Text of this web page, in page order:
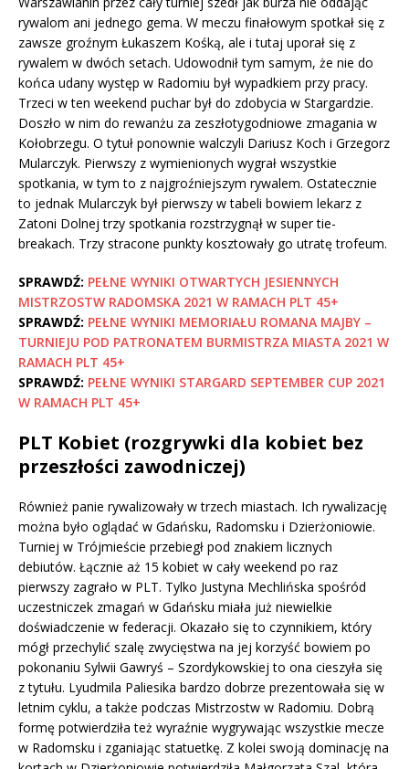
rywalom ani jednego gema. W meczu finałowym spotkał się z
zawsze groźnym Łukaszem Kośką, ale i tutaj uporał się z
rywalem w dwóch setach. Udowodnił tym samym, że nie do
końca udany występ w Radomiu był wypadkiem przy pracy.
Trzeci w ten weekend puchar był do zdobycia w Stargardzie.
Doszło w nim do rewanżu za zeszłotygodniowe zmagania w
Kołobrzegu. O tytuł ponownie walczyli Dariusz Koch i Grzegorz
Mularczyk. Pierwszy z wymienionych wygrał wszystkie
spotkania, w tym to z najgroźniejszym rywalem. Ostatecznie
to jednak Mularczyk był pierwszy w tabeli bowiem lekarz z
Zatoni Dolnej trzy spotkania rozstrzygnął w super tie-
breakach. Trzy stracone punkty kosztowały go utratę trofeum.
SPRAWDŹ: PEŁNE WYNIKI OTWARTYCH JESIENNYCH
MISTRZOSTW RADOMSKA 2021 W RAMACH PLT 45+
SPRAWDŹ: PEŁNE WYNIKI MEMORIAŁU ROMANA MAJBY –
TURNIEJU POD PATRONATEM BURMISTRZA MIASTA 2021 W
RAMACH PLT 45+
SPRAWDŹ: PEŁNE WYNIKI STARGARD SEPTEMBER CUP 2021
W RAMACH PLT 45+
PLT Kobiet (rozgrywki dla kobiet bez
przeszłości zawodniczej)
Również panie rywalizowały w trzech miastach. Ich rywalizację
można było oglądać w Gdańsku, Radomsku i Dzierżoniowie.
Turniej w Trójmieście przebiegł pod znakiem licznych
debiutów. Łącznie aż 15 kobiet w cały weekend po raz
pierwszy zagrało w PLT. Tylko Justyna Mechlińska spośród
uczestniczek zmagań w Gdańsku miała już niewielkie
doświadczenie w federacji. Okazało się to czynnikiem, który
mógł przechylić szalę zwycięstwa na jej korzyść bowiem po
pokonaniu Sylwii Gawryś – Szordykowskiej to ona cieszyła się
z tytułu. Lyudmila Paliesika bardzo dobrze prezentowała się w
letnim cyklu, a także podczas Mistrzostw w Radomiu. Dobrą
formę potwierdziła też wyraźnie wygrywając wszystkie mecze
w Radomsku i zganiając statuetkę. Z kolei swoją dominację na